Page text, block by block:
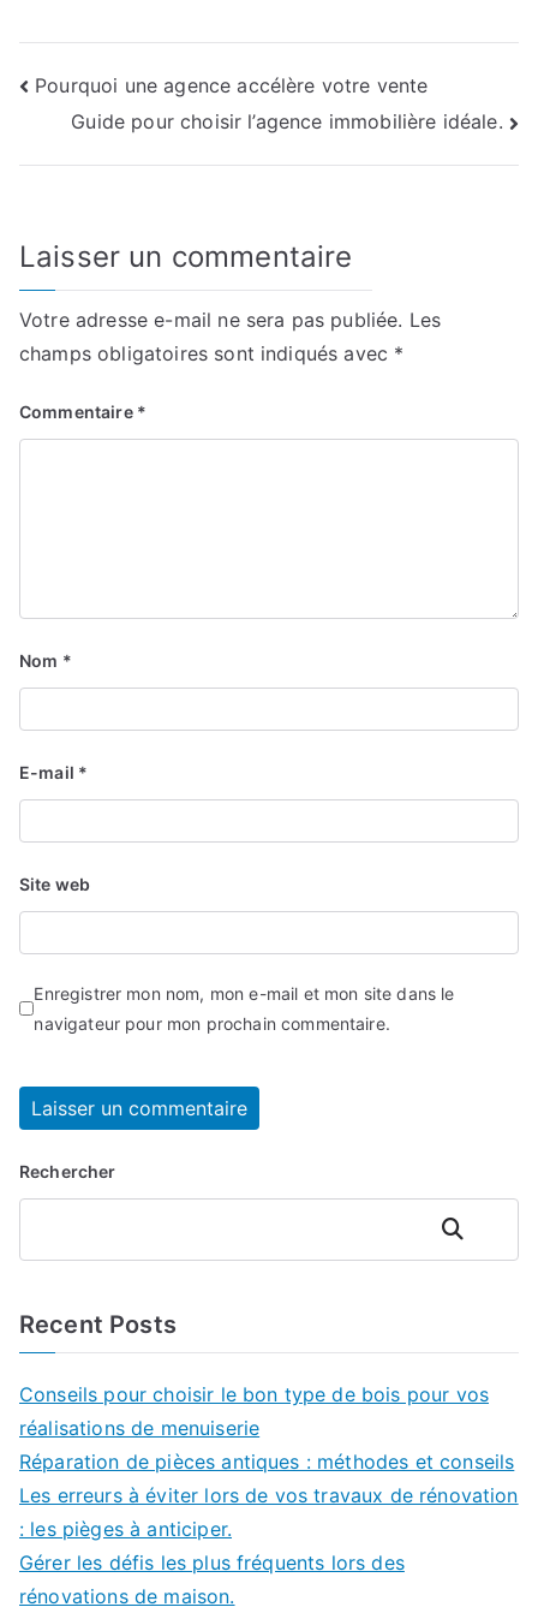
Navigation
Pourquoi une agence accélère votre vente
Guide pour choisir l’agence immobilière idéale.
Laisser un commentaire
Votre adresse e-mail ne sera pas publiée. Les
champs obligatoires sont indiqués avec *
Commentaire *
Nom *
E-mail *
Site web
Enregistrer mon nom, mon e-mail et mon site dans le
navigateur pour mon prochain commentaire.
Rechercher
Rechercher
Recent Posts
Conseils pour choisir le bon type de bois pour vos
réalisations de menuiserie
Réparation de pièces antiques : méthodes et conseils
Les erreurs à éviter lors de vos travaux de rénovation
: les pièges à anticiper.
Gérer les défis les plus fréquents lors des
rénovations de maison.